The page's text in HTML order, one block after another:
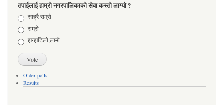
तपाईलाई हाम्रो नगरपालिकाको सेवा कस्तो लाग्यो ?
Choicesसाह्रै राम्रो
राम्रो
झन्झटिलो,लामो
Older polls
Results